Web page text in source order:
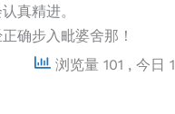
真精进。
确步入毗婆舍那！
浏览量 101 , 今日 1